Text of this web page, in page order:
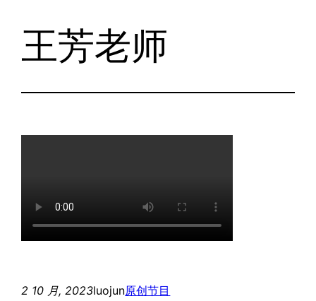
王芳老师
2 10 月, 2023luojun原创节目